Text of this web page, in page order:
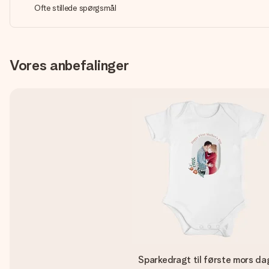
Ofte stillede spørgsmål
Vores anbefalinger
Sparkedragt til første mors